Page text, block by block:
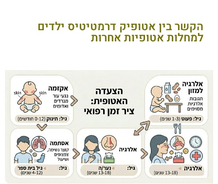
הקשר בין אטופיק דרמטיטיס ילדים
למחלות אטופיות אחרות